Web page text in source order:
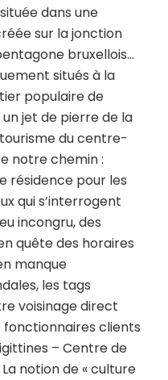
dans une
sur la jonction
bruxellois…
situés à la
populaire de
jet de pierre de la
du centre-
notre chemin :
résidence pour les
qui s’interrogent
incongru, des
quête des horaires
manque
les tags
voisinage direct
fonctionnaires clients
– Centre de
notion de « culture